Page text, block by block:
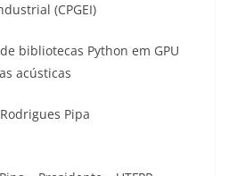
(CPGEI)
bibliotecas Python em GPU
acústicas
Pipa